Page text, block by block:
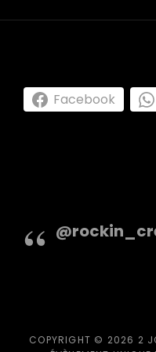
Facebook
COPYRIGHT © 2026 2